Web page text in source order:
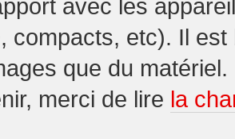
avec les
compacts, etc). Il
que du
merci de lire la